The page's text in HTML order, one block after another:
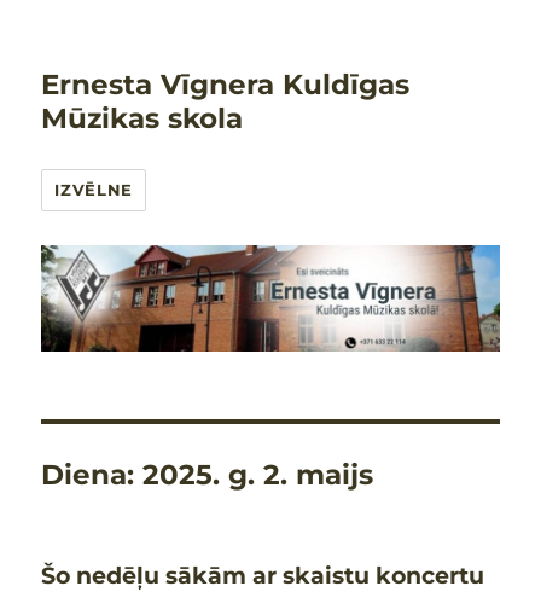
Ernesta Vīgnera Kuldīgas
Mūzikas skola
IZVĒLNE
Diena:2025. g. 2. maijs
Šo nedēļu sākām ar skaistu koncertu